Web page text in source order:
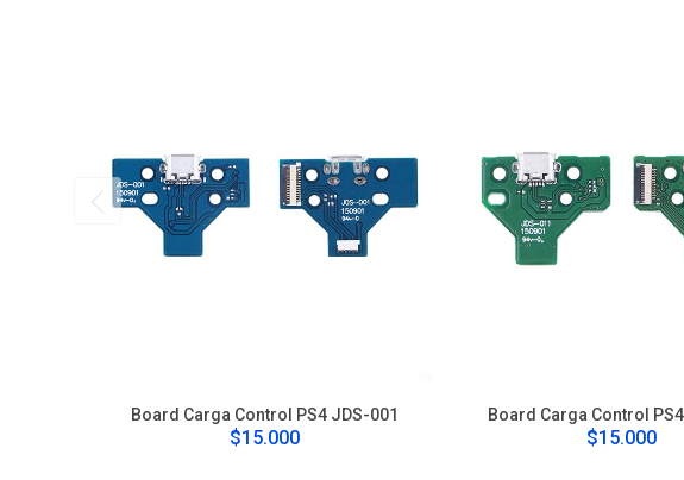
Board Carga Control PS4 JDS-001
$15.000
Board Carga Control
$15.000